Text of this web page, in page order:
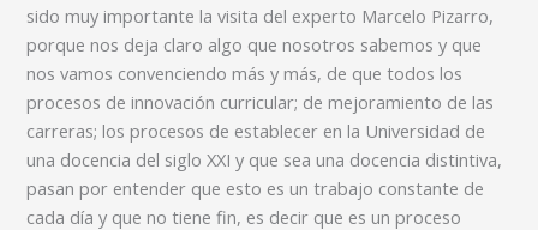
sido muy importante la visita del experto Marcelo Pizarro,
porque nos deja claro algo que nosotros sabemos y que
nos vamos convenciendo más y más, de que todos los
procesos de innovación curricular; de mejoramiento de las
carreras; los procesos de establecer en la Universidad de
una docencia del siglo XXI y que sea una docencia distintiva,
pasan por entender que esto es un trabajo constante de
cada día y que no tiene fin, es decir que es un proceso